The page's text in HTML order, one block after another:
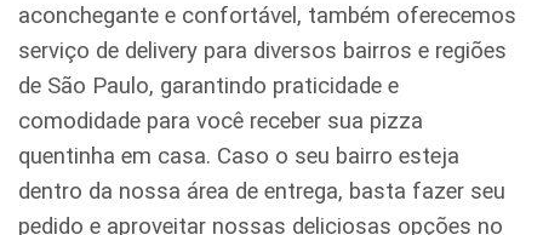
aconchegante e confortável, também oferecemos
serviço de delivery para diversos bairros e regiões
de São Paulo, garantindo praticidade e
comodidade para você receber sua pizza
quentinha em casa. Caso o seu bairro esteja
dentro da nossa área de entrega, basta fazer seu
pedido e aproveitar nossas deliciosas opções no